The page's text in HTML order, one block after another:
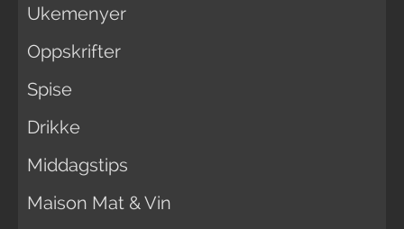
Ukemenyer
Oppskrifter
Spise
Drikke
Middagstips
Maison Mat & Vin